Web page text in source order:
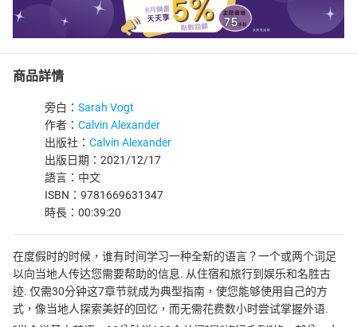
商品詳情
旁白： Sarah Vogt
作者： Calvin Alexander
出版社： Calvin Alexander
出版日期：2021/12/17
語言：中文
ISBN：9781669631347
時長：00:39:20
在度假时的时候，谁有时间学习一种全新的语言？一个或两个词足
以向当地人传达您需要帮助的信息. 从住宿和旅行到娱乐和名胜古
迹. 仅需30分钟这7章节就成为典型指南，使您能够使用自己的方
式，像当地人探索美好的回忆，而无需花费数小时尝试掌握外语.